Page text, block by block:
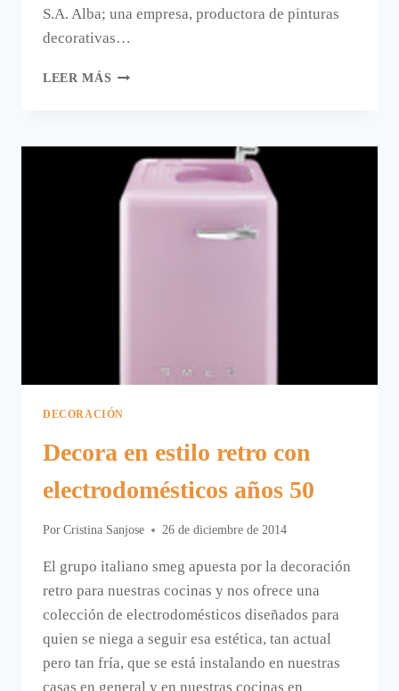
S.A. Alba; una empresa, productora de pinturas
decorativas…
LEER MÁS DECORACIÓN.
DE
LAS
PAREDES.
DECORACIÓN
Decora en estilo retro con
electrodomésticos años 50
Por Cristina Sanjose 26 de diciembre de 2014
El grupo italiano smeg apuesta por la decoración
retro para nuestras cocinas y nos ofrece una
colección de electrodomésticos diseñados para
quien se niega a seguir esa estética, tan actual
pero tan fría, que se está instalando en nuestras
casas en general y en nuestras cocinas en